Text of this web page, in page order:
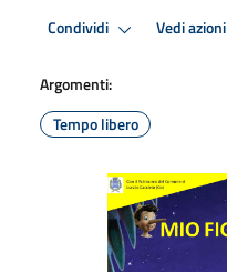
Condividi Vedi azioni
Argomenti:
Tempo libero